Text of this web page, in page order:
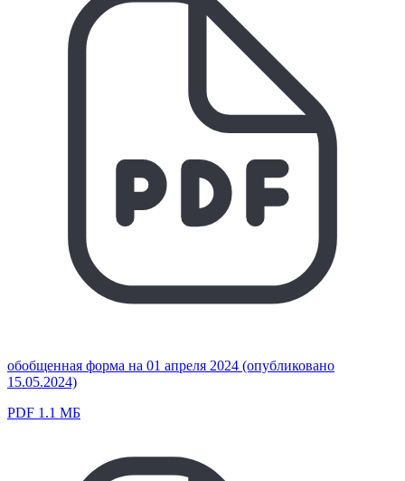
обобщенная форма на 01 апреля 2024 (опубликовано
15.05.2024)
PDF 1.1 МБ